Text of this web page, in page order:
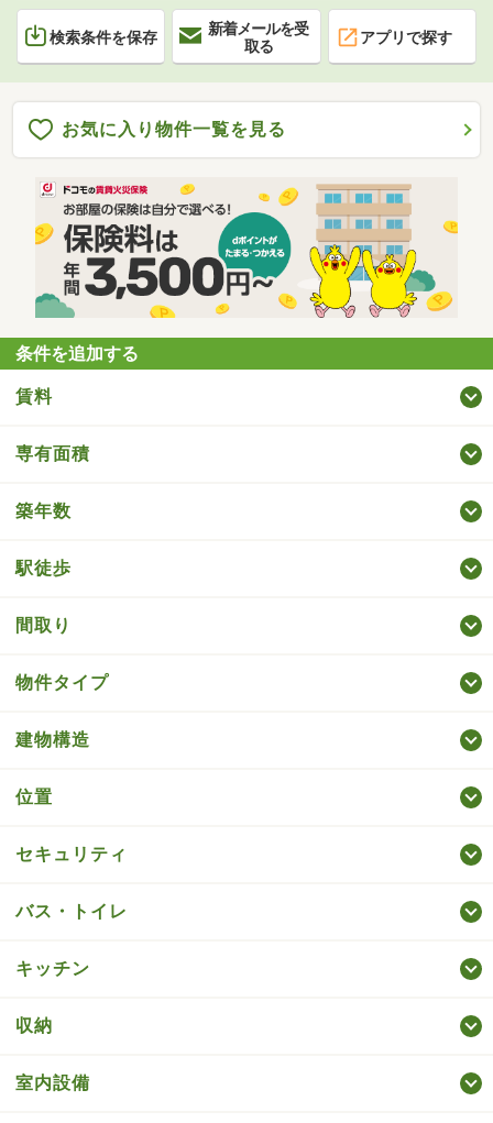
検索条件を保存
新着メールを受
取る
アプリで探す
お気に入り物件一覧を見る
条件を追加する
賃料
専有面積
築年数
駅徒歩
間取り
物件タイプ
建物構造
位置
セキュリティ
バス・トイレ
キッチン
収納
室内設備